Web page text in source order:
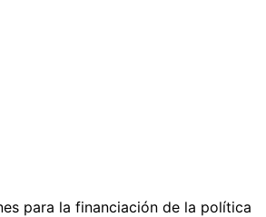
para la financiación de la política